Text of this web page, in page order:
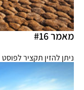
מאמר #16
ניתן להזין תקציר לפוסט